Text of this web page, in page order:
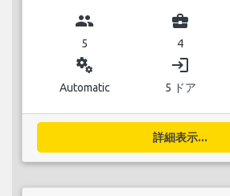
group
5
business_center
4
miscellaneous_services
Automatic
login
5 ドア
詳細表示...